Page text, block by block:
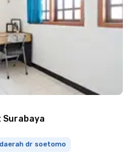
Surabaya
dr soetomo